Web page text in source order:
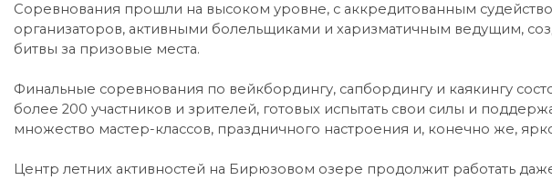
Соревнования прошли на высоком уровне, с аккредитованным
организаторов, активными болельщиками и харизматичным ведущим,
битвы за призовые места.
Финальные соревнования по вейкбордингу, сапбордингу и каякингу
более 200 участников и зрителей, готовых испытать свои силы и
множество мастер-классов, праздничного настроения и, конечно же,
Центр летних активностей на Бирюзовом озере продолжит работать